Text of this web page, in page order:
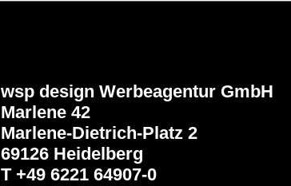
wsp design Werbeagentur GmbH
Marlene 42
Marlene-Dietrich-Platz 2
69126 Heidelberg
T +49 6221 64907-0